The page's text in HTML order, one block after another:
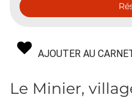
AJOUTER AU
Le Minier,